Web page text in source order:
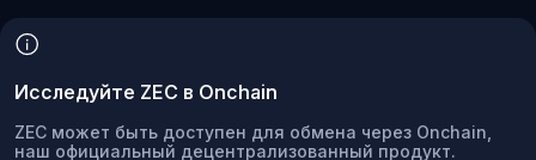
Исследуйте ZEC в Onchain
ZEC может быть доступен для обмена через Onchain,
наш официальный децентрализованный продукт.